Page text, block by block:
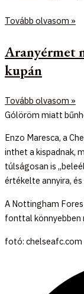
Tovább olvasom »
Aranyérmet
kupán
Tovább olvasom »
Gólöröm miatt
Enzo Maresca, a
inthet a kispadnak,
túlságosan is
értékelte annyira,
A Nottingham
fonttal könnyebben
fotó: chelseafc.com